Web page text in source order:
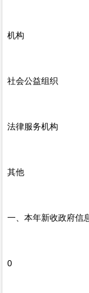
机构
社会公益组织
法律服务机构
其他
一、本年新收政府信
0